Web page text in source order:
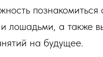
познакомиться
лошадьми, а также
на будущее.